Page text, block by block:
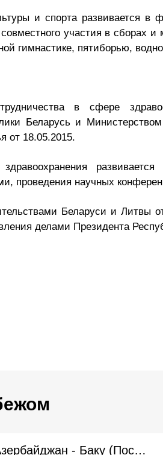
и спорта развивается в
участия в сборах
гимнастике, пятиборью,
в сфере
Беларусь и
от 18.05.2015.
проведения научных
Беларуси и Литвы
делами Президента
Азербайджан - Баку (Посольство)